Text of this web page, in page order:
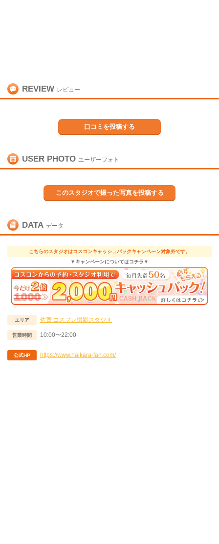
REVIEW レビュー
口コミを投稿する
USER PHOTO ユーザーフォト
このスタジオで撮った写真を投稿する
DATA データ
こちらのスタジオはコスコンキャッシュバックキャンペーン対象外です。
▼キャンペーンについてはコチラ▼
エリア 佐賀 コスプレ撮影スタジオ
営業時間 10:00〜22:00
公式HP https://www.haikara-fan.com/